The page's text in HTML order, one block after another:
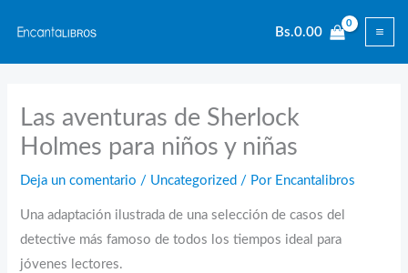
contenido
Bs.0.00
Las aventuras de Sherlock
Holmes para niños y niñas
Deja un comentario / Uncategorized / Por Encantalibros
Una adaptación ilustrada de una selección de casos del
detective más famoso de todos los tiempos ideal para
jóvenes lectores.